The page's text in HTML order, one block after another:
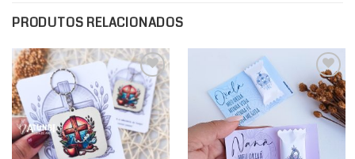
PRODUTOS RELACIONADOS
Add to
wishlist
Add to
wishlist